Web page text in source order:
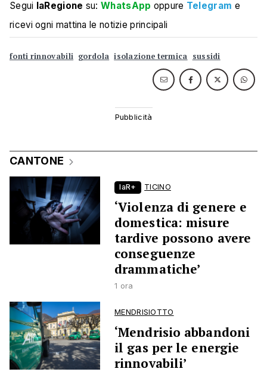
Segui laRegione su:WhatsApp oppure Telegram e
ricevi ogni mattina le notizie principali
fonti rinnovabili gordola isolazione termica sussidi
CANTONE
laR+ TICINO
‘Violenza di genere e
domestica: misure
tardive possono avere
conseguenze
drammatiche’
1 ora
MENDRISIOTTO
‘Mendrisio abbandoni
il gas per le energie
rinnovabili’